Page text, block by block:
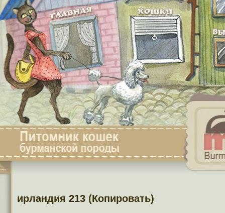
ирландия 213 (Копировать)